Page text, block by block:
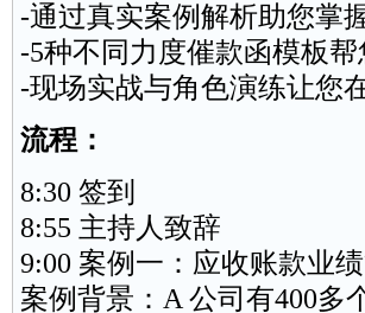
-通过真实案例解析助您掌
-5种不同力度催款函模板
-现场实战与角色演练让您
流程：
8:30 签到
8:55 主持人致辞
9:00 案例一：应收账款业
案例背景：A 公司有400多